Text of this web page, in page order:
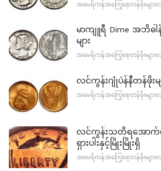
အမေရိကန်အကြွေစေ့တန်ဖိုးများ
မာကျူရီ Dime အဘိဓါန်
များ
အမေရိကန်အကြွေစေ့တန်ဖိုးများ
လင်ကွန်းဂျုံပဲန်နီတန်ဖိုးမျာ
အမေရိကန်အကြွေစေ့တန်ဖိုးများ
လင်ကွန်းသတိရအောက်မေ့
ရှားပါးနှင့်မြိုးမြိုးရှိ
အမေရိကန်အကြွေစေ့တန်ဖိုးများ